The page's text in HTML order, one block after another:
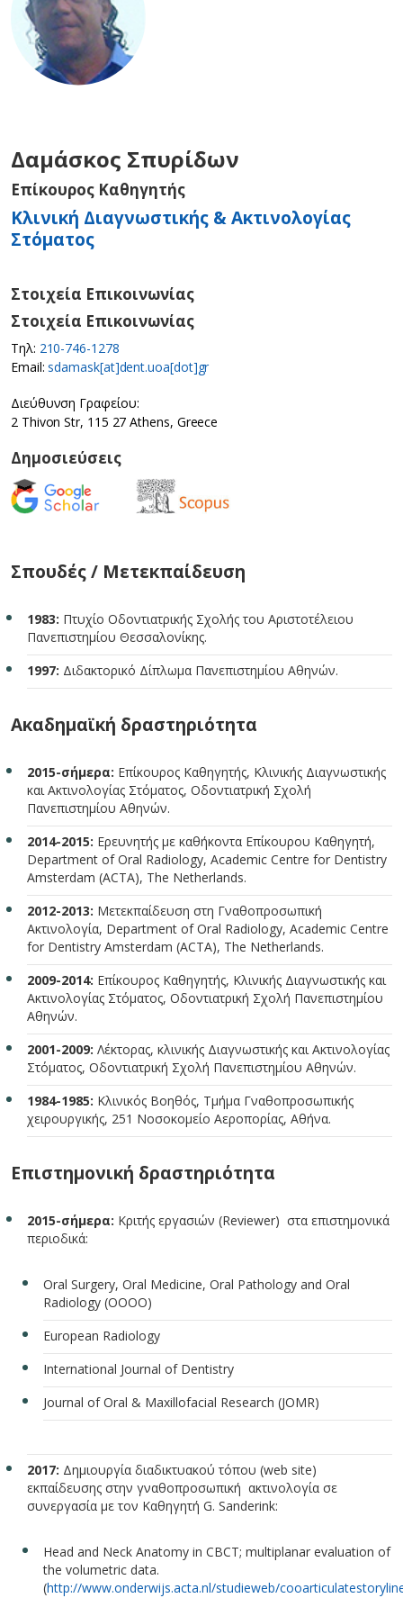
Δαμάσκος Σπυρίδων
Επίκουρος Καθηγητής
Κλινική Διαγνωστικής & Ακτινολογίας
Στόματος
Στοιχεία Επικοινωνίας
Στοιχεία Επικοινωνίας
Τηλ: 210-746-1278
Email:sdamask[at]dent.uoa[dot]gr
Διεύθυνση Γραφείου:
2 Thivon Str, 115 27 Athens, Greece
Δημοσιεύσεις
Σπουδές / Μετεκπαίδευση
1983: Πτυχίο Οδοντιατρικής Σχολής του Αριστοτέλειου
Πανεπιστημίου Θεσσαλονίκης.
1997: Διδακτορικό Δίπλωμα Πανεπιστημίου Αθηνών.
Ακαδημαϊκή δραστηριότητα
2015-σήμερα: Επίκουρος Καθηγητής, Κλινικής Διαγνωστικής
και Ακτινολογίας Στόματος, Οδοντιατρική Σχολή
Πανεπιστημίου Αθηνών.
2014-2015: Ερευνητής με καθήκοντα Επίκουρου Καθηγητή,
Department of Oral Radiology, Academic Centre for Dentistry
Amsterdam (ACTA), The Netherlands.
2012-2013: Μετεκπαίδευση στη Γναθοπροσωπική
Ακτινολογία, Department of Oral Radiology, Academic Centre
for Dentistry Amsterdam (ACTA), The Netherlands.
2009-2014: Επίκουρος Καθηγητής, Κλινικής Διαγνωστικής και
Ακτινολογίας Στόματος, Οδοντιατρική Σχολή Πανεπιστημίου
Αθηνών.
2001-2009: Λέκτορας, κλινικής Διαγνωστικής και Ακτινολογίας
Στόματος, Οδοντιατρική Σχολή Πανεπιστημίου Αθηνών.
1984-1985: Κλινικός Βοηθός, Τμήμα Γναθοπροσωπικής
χειρουργικής, 251 Νοσοκομείο Αεροπορίας, Αθήνα.
Επιστημονική δραστηριότητα
2015-σήμερα: Κριτής εργασιών (Reviewer) στα επιστημονικά
περιοδικά:
Oral Surgery, Oral Medicine, Oral Pathology and Oral
Radiology (OOOO)
European Radiology
International Journal of Dentistry
Journal of Oral & Maxillofacial Research (JOMR)
2017: Δημιουργία διαδικτυακού τόπου (web site)
εκπαίδευσης στην γναθοπροσωπική ακτινολογία σε
συνεργασία με τον Καθηγητή G. Sanderink:
Head and Neck Anatomy in CBCT; multiplanar evaluation of
the volumetric data.
(http://www.onderwijs.acta.nl/studieweb/